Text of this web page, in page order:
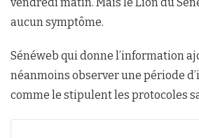
aucun symptôme.
Sénéweb qui donne l’information
néanmoins observer une période
comme le stipulent les protocoles